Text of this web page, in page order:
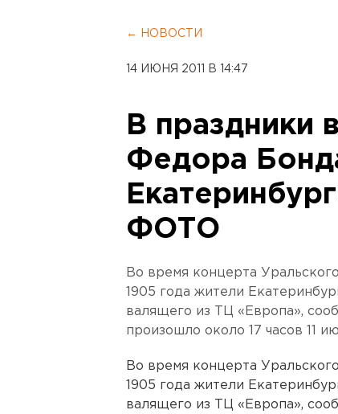
← НОВОСТИ
14 ИЮНЯ 2011 В 14:47
В праздники
Федора
ФОТО
Во время концерта
1905 года жители
валящего из ТЦ «Европа»,
произошло около 17 часов 11
Во время концерта
1905 года жители
валящего из ТЦ «Европа»,